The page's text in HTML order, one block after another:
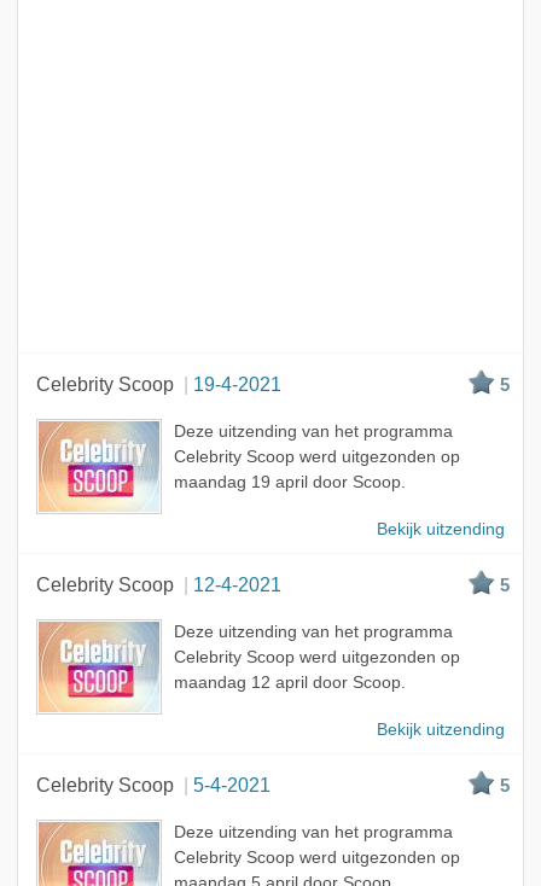
Celebrity Scoop 19-4-2021 5
Deze uitzending van het programma
Celebrity Scoop werd uitgezonden op
maandag 19 april door Scoop.
Bekijk uitzending
Celebrity Scoop 12-4-2021 5
Deze uitzending van het programma
Celebrity Scoop werd uitgezonden op
maandag 12 april door Scoop.
Bekijk uitzending
Celebrity Scoop 5-4-2021 5
Deze uitzending van het programma
Celebrity Scoop werd uitgezonden op